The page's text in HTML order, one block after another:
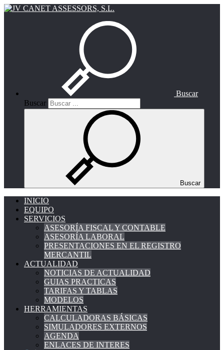
Buscar
Buscar
Buscar
INICIO
EQUIPO
SERVICIOS
ASESORÍA FISCAL Y CONTABLE
ASESORÍA LABORAL
PRESENTACIONES EN EL REGISTRO
MERCANTIL
ACTUALIDAD
NOTICIAS DE ACTUALIDAD
GUIAS PRACTICAS
TARIFAS Y TABLAS
MODELOS
HERRAMIENTAS
CALCULADORAS BÁSICAS
SIMULADORES EXTERNOS
AGENDA
ENLACES DE INTERES